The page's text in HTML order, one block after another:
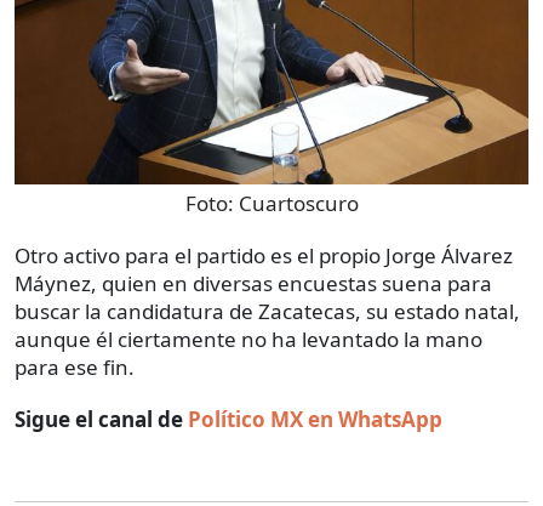
Foto: Cuartoscuro
Otro activo para el partido es el propio Jorge Álvarez
Máynez, quien en diversas encuestas suena para
buscar la candidatura de Zacatecas, su estado natal,
aunque él ciertamente no ha levantado la mano
para ese fin.
Sigue el canal de Político MX en WhatsApp